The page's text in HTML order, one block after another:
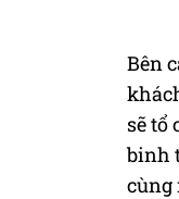
Bên
sẽ tổ
binh
cùng